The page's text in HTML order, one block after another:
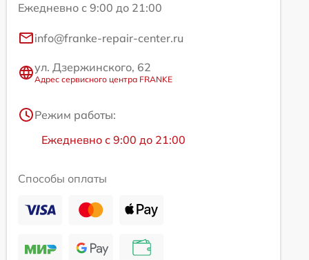
Ежедневно с 9:00 до 21:00
info@franke-repair-center.ru
ул. Дзержинского, 62
Адрес сервисного центра FRANKE
Режим работы:
Ежедневно с 9:00 до 21:00
Способы оплаты